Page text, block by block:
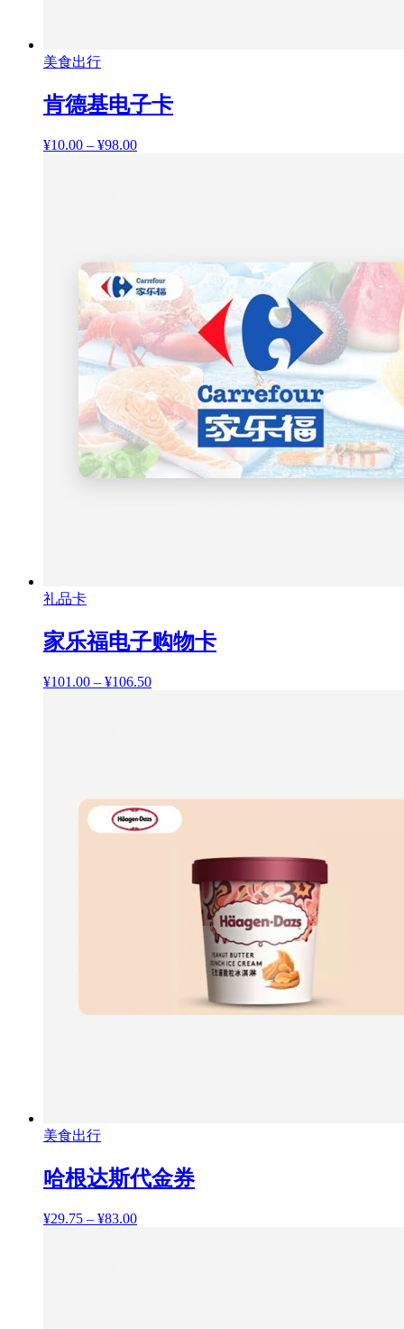
美食出行
肯德基电子卡
¥10.00 – ¥98.00
礼品卡
家乐福电子购物卡
¥101.00 – ¥106.50
美食出行
哈根达斯代金券
¥29.75 – ¥83.00